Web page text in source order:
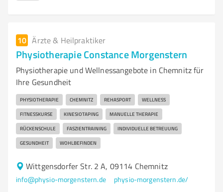
10 Ärzte & Heilpraktiker
Physiotherapie Constance Morgenstern
Physiotherapie und Wellnessangebote in Chemnitz für
Ihre Gesundheit
PHYSIOTHERAPIE CHEMNITZ REHASPORT WELLNESS
FITNESSKURSE KINESIOTAPING MANUELLE THERAPIE
RÜCKENSCHULE FASZIENTRAINING INDIVIDUELLE BETREUUNG
GESUNDHEIT WOHLBEFINDEN
Wittgensdorfer Str. 2 A, 09114 Chemnitz
info@physio-morgenstern.de physio-morgenstern.de/